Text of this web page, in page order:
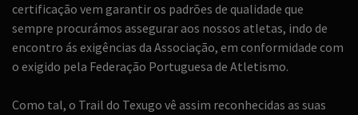
certificação vem garantir os padrões de qualidade que
sempre procurámos assegurar aos nossos atletas, indo de
encontro ás exigências da Associação, em conformidade com
o exigido pela Federação Portuguesa de Atletismo.
Como tal, o Trail do Texugo vê assim reconhecidas as suas